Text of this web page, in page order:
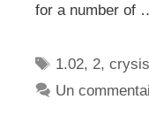
for a number of
Étiquettes
1.02,2,crysis
Un